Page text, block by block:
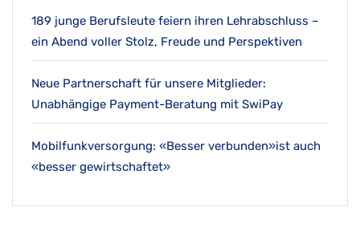
189 junge Berufsleute feiern ihren Lehrabschluss –
ein Abend voller Stolz, Freude und Perspektiven
Neue Partnerschaft für unsere Mitglieder:
Unabhängige Payment-Beratung mit SwiPay
Mobilfunkversorgung: «Besser verbunden»ist auch
«besser gewirtschaftet»